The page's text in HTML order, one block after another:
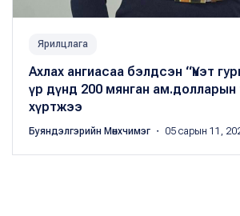
Ярилцлага
Ахлах ангиасаа бэлдсэн “Үнэт
үр дүнд 200 мянган ам.долларын
хүртжээ
Буяндэлгэрийн Мөнхчимэг ・ 05 сарын 11,